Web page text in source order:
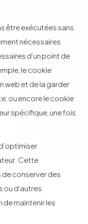
être exécutées sans
nécessaires
d’un point de
le cookie
web et de la garder
ou encore le cookie
spécifique, une fois
Cette
de conserver des
d’autres
de maintenir les